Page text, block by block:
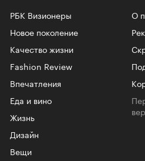
РБК Визионеры
Новое поколение
Качество жизни
Fashion Review
Впечатления
Еда и вино
Жизнь
Дизайн
Вещи
О